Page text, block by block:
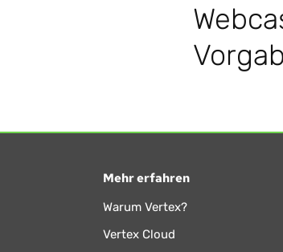
Mehr erfahren
Warum Vertex?
Vertex Cloud